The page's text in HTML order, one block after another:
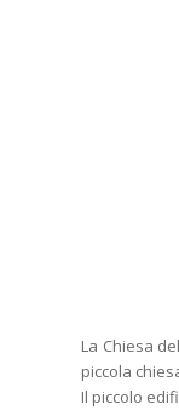
La Chiesa
piccola
Il piccolo